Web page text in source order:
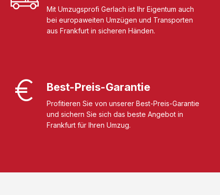
Mit Umzugsprofi Gerlach ist Ihr Eigentum auch
bei europaweiten Umzügen und Transporten
aus Frankfurt in sicheren Händen.
Best-Preis-Garantie
Profitieren Sie von unserer Best-Preis-Garantie
und sichern Sie sich das beste Angebot in
Frankfurt für Ihren Umzug.